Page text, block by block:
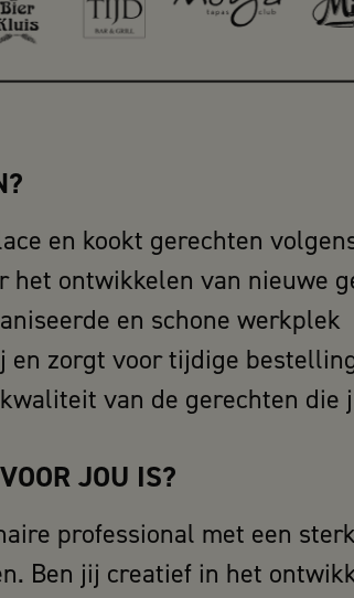
en kookt gerechten
het ontwikkelen van nieuwe
en schone werkplek
en zorgt voor tijdige
van de gerechten die
JOU IS?
professional met een
Ben jij creatief in het